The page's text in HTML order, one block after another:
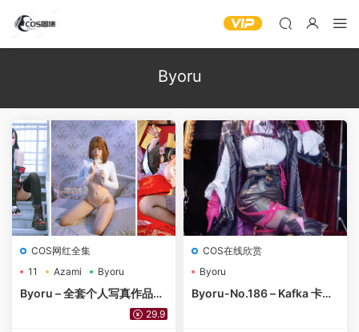
Byoru
COS网红全集
11
Azami Byoru
Byoru – 全套个人写真作品合
集332期及随包视频[148.5G
29.9
COS在线欣赏
Byoru
Byoru-No.186 – Kafka 卡芙